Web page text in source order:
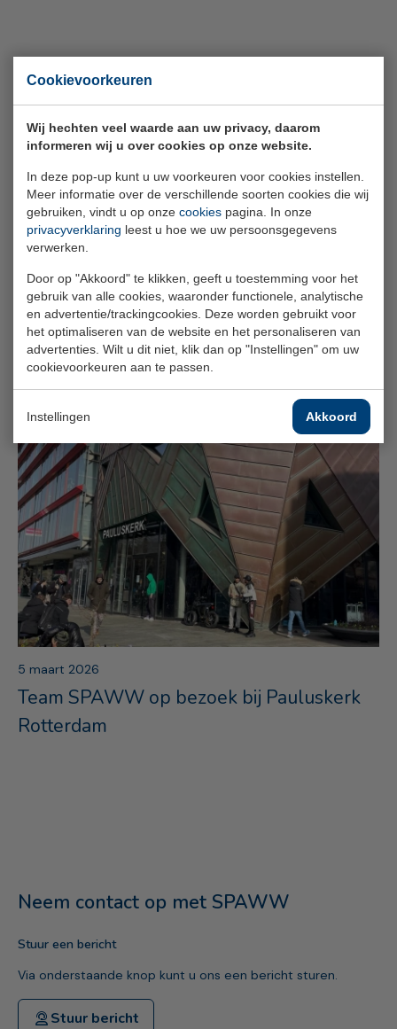
Cookievoorkeuren
Wij hechten veel waarde aan uw privacy, daarom
informeren wij u over cookies op onze website.
In deze pop-up kunt u uw voorkeuren voor cookies instellen.
Meer informatie over de verschillende soorten cookies die wij
gebruiken, vindt u op onze cookies pagina. In onze
privacyverklaring leest u hoe we uw persoonsgegevens
verwerken.
Door op "Akkoord" te klikken, geeft u toestemming voor het
gebruik van alle cookies, waaronder functionele, analytische
en advertentie/trackingcookies. Deze worden gebruikt voor
het optimaliseren van de website en het personaliseren van
advertenties. Wilt u dit niet, klik dan op "Instellingen" om uw
cookievoorkeuren aan te passen.
Instellingen Akkoord
9 maart 2026
Stichting van de Arbeid wil PAWW-
regeling voortzetten
5 maart 2026
Team SPAWW op bezoek bij Pauluskerk
Rotterdam
Neem contact op met SPAWW
Stuur een bericht
Via onderstaande knop kunt u ons een bericht sturen.
Stuur bericht